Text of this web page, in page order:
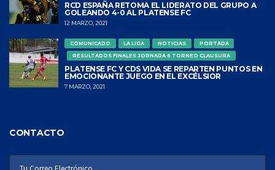
RCD ESPAÑA RETOMA EL LIDERATO DEL GRUPO A
GOLEANDO 4-0 AL PLATENSE FC
12 MARZO, 2021
COMUNICADO LA LIGA NOTICIAS
PORTADA
RESULTADOS FINALES JORNADA 6 TORNEO CLAUSURA
PLATENSE FC Y CDS VIDA SE REPARTEN PUNTOS EN
EMOCIONANTE JUEGO EN EL EXCÉLSIOR
7 MARZO, 2021
CONTACTO